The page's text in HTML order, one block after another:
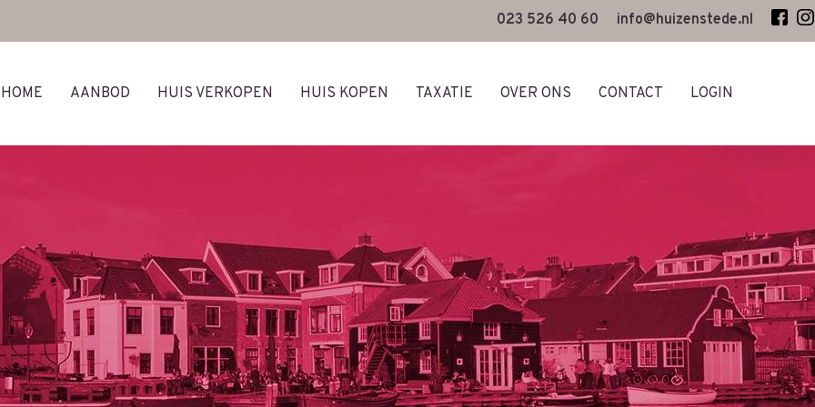
023 526 40 60 info@huizenstede.nl
HOME AANBOD HUIS VERKOPEN HUIS KOPEN TAXATIE OVER ONS CONTACT LOGIN